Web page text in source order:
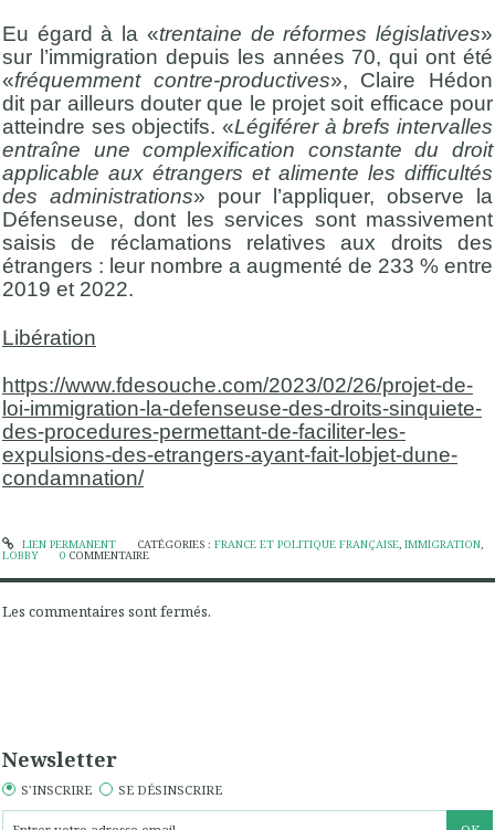
Eu égard à la «trentaine de réformes législatives»
sur l’immigration depuis les années 70, qui ont été
«fréquemment contre-productives», Claire Hédon
dit par ailleurs douter que le projet soit efficace pour
atteindre ses objectifs. «Légiférer à brefs intervalles
entraîne une complexification constante du droit
applicable aux étrangers et alimente les difficultés
des administrations» pour l’appliquer, observe la
Défenseuse, dont les services sont massivement
saisis de réclamations relatives aux droits des
étrangers : leur nombre a augmenté de 233 % entre
2019 et 2022.
Libération
https://www.fdesouche.com/2023/02/26/projet-de-
loi-immigration-la-defenseuse-des-droits-sinquiete-
des-procedures-permettant-de-faciliter-les-
expulsions-des-etrangers-ayant-fait-lobjet-dune-
condamnation/
LIEN PERMANENT CATÉGORIES : FRANCE ET POLITIQUE FRANÇAISE, IMMIGRATION,
LOBBY 0 COMMENTAIRE
Les commentaires sont fermés.
Newsletter
S'INSCRIRE SE DÉSINSCRIRE